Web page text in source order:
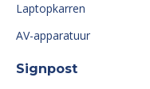
Laptopkarren
AV-apparatuur
Signpost